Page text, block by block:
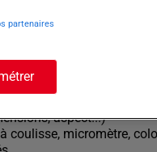
Au sein du
au long du processus
série
et finaux
aspect...)
coulisse, micromètre,
partenaires